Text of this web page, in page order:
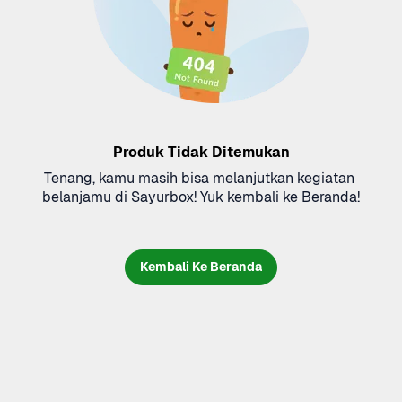
Produk Tidak Ditemukan
Tenang, kamu masih bisa melanjutkan kegiatan
belanjamu di Sayurbox! Yuk kembali ke Beranda!
Kembali Ke Beranda